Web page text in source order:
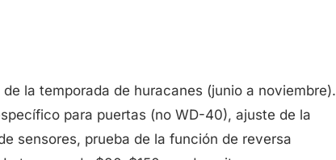
la temporada de huracanes (junio a noviembre).
para puertas (no WD-40), ajuste de la
sensores, prueba de la función de reversa